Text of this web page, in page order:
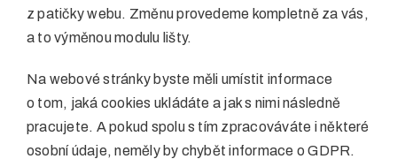
z patičky webu. Změnu provedeme kompletně za vás,
a to výměnou modulu lišty.
Na webové stránky byste měli umístit informace
o tom, jaká cookies ukládáte a jak s nimi následně
pracujete. A pokud spolu s tím zpracováváte i některé
osobní údaje, neměly by chybět informace o GDPR.